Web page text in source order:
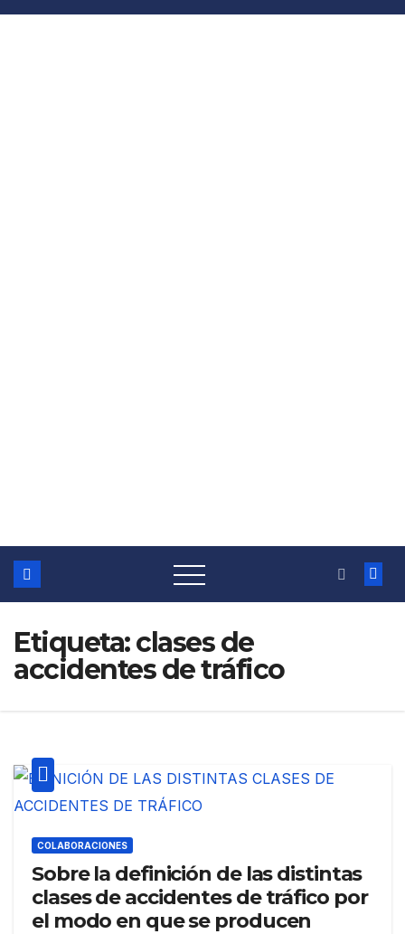
Saltar
Etiqueta:clases de
accidentes de tráfico
COLABORACIONES
Sobre la definición de las distintas
clases de accidentes de tráfico por
el modo en que se producen